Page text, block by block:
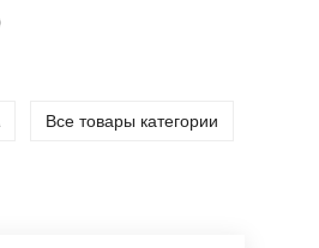
Все товары категории